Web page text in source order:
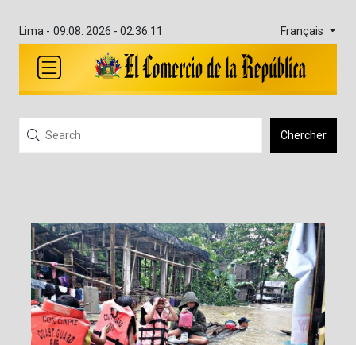
Lima - 09.08. 2026 - 02:36:11 Français
Chercher